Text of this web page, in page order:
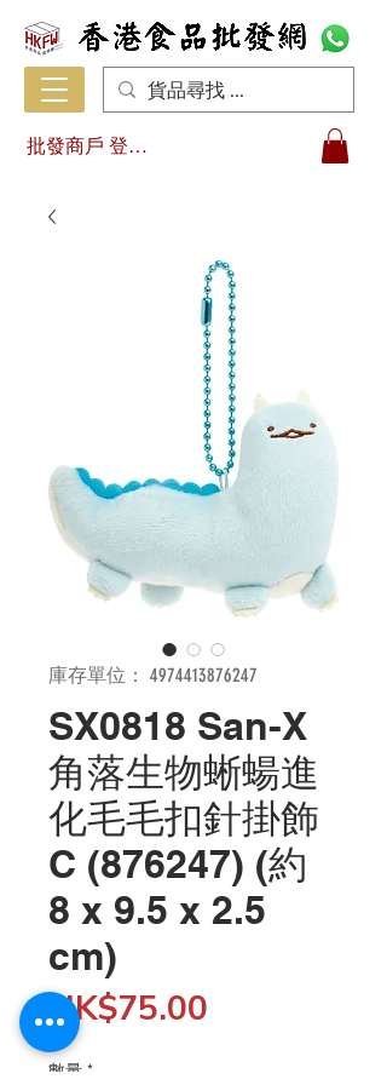
批發商戶 登入/註冊
庫存單位： 4974413876247
SX0818 San-X
角落生物蜥蝪進
化毛毛扣針掛飾
C (876247) (約
8 x 9.5 x 2.5
cm)
HK$75.00
數量 *